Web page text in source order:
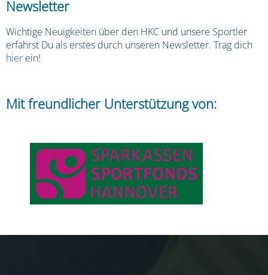
Newsletter
Wichtige Neuigkeiten über den HKC und unsere Sportler
erfährst Du als erstes durch unseren Newsletter. Trag dich
hier ein!
Mit freundlicher Unterstützung von: